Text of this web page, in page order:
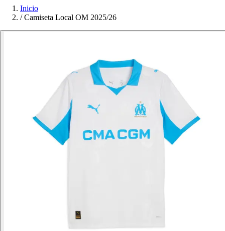
Inicio
/ Camiseta Local OM 2025/26